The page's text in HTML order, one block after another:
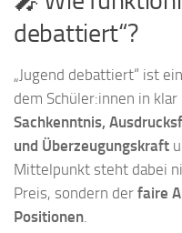
debattiert“?
„Jugend debattiert“ ist
dem Schüler:innen in
Sachkenntnis,
und Überzeugungskraft
Mittelpunkt steht dabei
Preis, sondern der faire
Positionen